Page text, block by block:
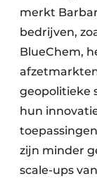
merkt
bedrijven,
BlueChem,
geopolitieke
hun
zijn minder
scale-ups